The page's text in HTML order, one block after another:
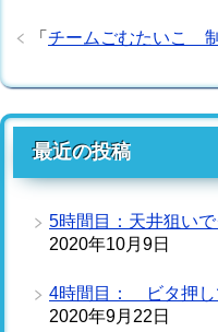
「 チームごむたいこ
最近の投稿
5時間目：天井狙い
2020年10月9日
4時間目： ビタ押し
2020年9月22日